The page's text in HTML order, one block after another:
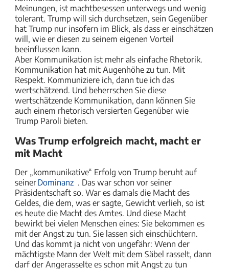
Meinungen, ist machtbesessen unterwegs und wenig
tolerant. Trump will sich durchsetzen, sein Gegenüber
hat Trump nur insofern im Blick, als dass er einschätzen
will, wie er diesen zu seinem eigenen Vorteil
beeinflussen kann.
Aber Kommunikation ist mehr als einfache Rhetorik.
Kommunikation hat mit Augenhöhe zu tun. Mit
Respekt. Kommuniziere ich, dann tue ich das
wertschätzend. Und beherrschen Sie diese
wertschätzende Kommunikation, dann können Sie
auch einem rhetorisch versierten Gegenüber wie
Trump Paroli bieten.
Was Trump erfolgreich macht, macht er
mit Macht
Der „kommunikative“ Erfolg von Trump beruht auf
seinerDominanz . Das war schon vor seiner
Präsidentschaft so. War es damals die Macht des
Geldes, die dem, was er sagte, Gewicht verlieh, so ist
es heute die Macht des Amtes. Und diese Macht
bewirkt bei vielen Menschen eines: Sie bekommen es
mit der Angst zu tun. Sie lassen sich einschüchtern.
Und das kommt ja nicht von ungefähr: Wenn der
mächtigste Mann der Welt mit dem Säbel rasselt, dann
darf der Angerasselte es schon mit Angst zu tun